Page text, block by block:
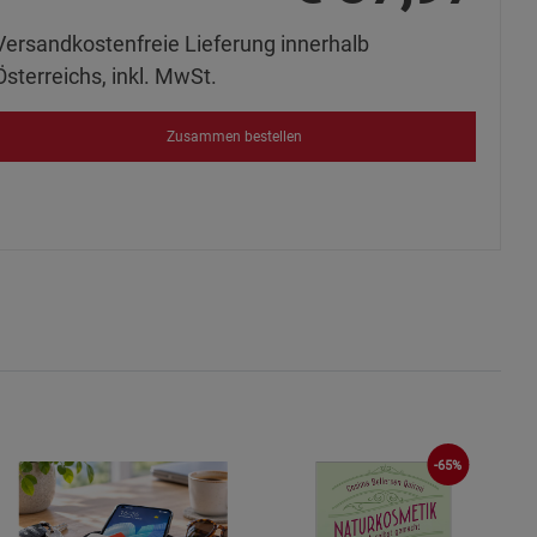
Lieferung innerhalb
inkl. MwSt.
Zusammen bestellen
-65%